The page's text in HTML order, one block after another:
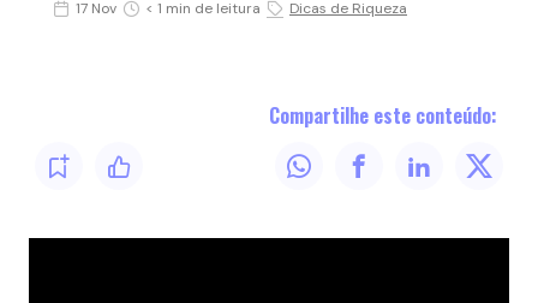
17 Nov < 1 min de leitura Dicas de Riqueza
Compartilhe este conteúdo: